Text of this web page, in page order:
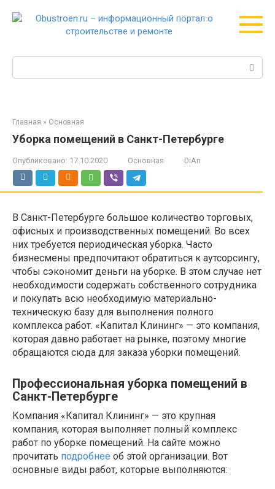
Поиск:
Главная » Основная
Уборка помещений в Санкт-Петербурге
Опубликовано: 17.10.2020 Основная DiAn
В Санкт-Петербурге большое количество торговых,
офисных и производственных помещений. Во всех
них требуется периодическая уборка. Часто
бизнесмены предпочитают обратиться к аутсорсингу,
чтобы сэкономит деньги на уборке. В этом случае нет
необходимости содержать собственного сотрудника
и покупать всю необходимую материально-
техническую базу для выполнения полного
комплекса работ. «Капитал Клининг» — это компания,
которая давно работает на рынке, поэтому многие
обращаются сюда для заказа уборки помещений.
Профессиональная уборка помещений в
Санкт-Петербурге
Компания «Капитал Клининг» — это крупная
компания, которая выполняет полный комплекс
работ по уборке помещений. На сайте можно
прочитать подробнее об этой организации. Вот
основные виды работ, которые выполняются: